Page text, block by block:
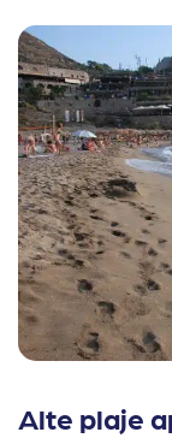
Alte plaje